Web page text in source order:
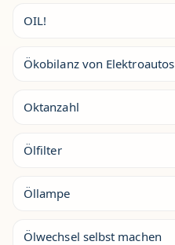
OIL!
Ökobilanz von Elektroautos
Oktanzahl
Ölfilter
Öllampe
Ölwechsel selbst machen